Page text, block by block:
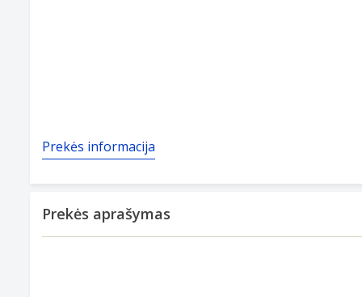
Prekės informacija
Prekės aprašymas